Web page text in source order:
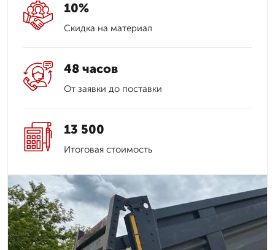
10%
Скидка на материал
48 часов
От заявки до поставки
13 500
Итоговая стоимость